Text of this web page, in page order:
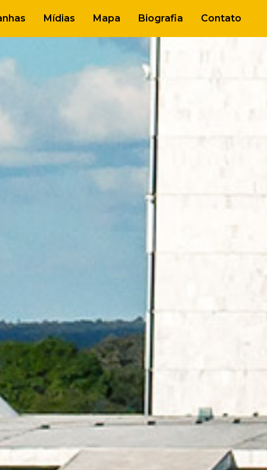
Mídias Mapa Biografia Contato